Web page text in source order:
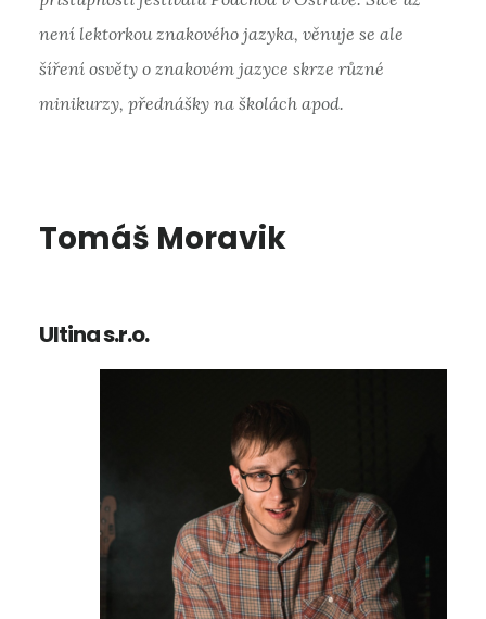
není lektorkou znakového jazyka, věnuje se ale
šíření osvěty o znakovém jazyce skrze různé
minikurzy, přednášky na školách apod.
Tomáš Moravik
Ultina s.r.o.